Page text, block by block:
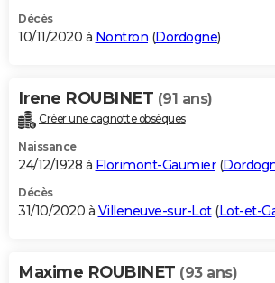
Décès
10/11/2020 à Nontron (Dordogne)
Irene ROUBINET (91 ans)
Créer une cagnotte obsèques
Naissance
24/12/1928 à Florimont-Gaumier(
Décès
31/10/2020 à Villeneuve-sur-Lot(Lot-et-
Maxime ROUBINET (93 ans)